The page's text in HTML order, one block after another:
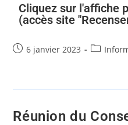
Cliquez sur l'affiche
(accès site
6 janvier 2023
Réunion du